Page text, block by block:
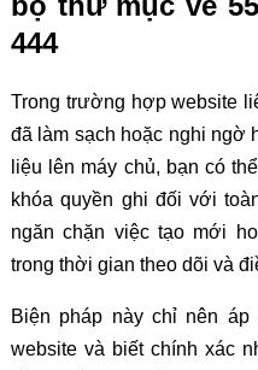
444
Trong trường hợp website
đã làm sạch hoặc nghi ngờ
liệu lên máy chủ, bạn có
khóa quyền ghi đối với
ngăn chặn việc tạo mới
trong thời gian theo dõi và
Biện pháp này chỉ nên
website và biết chính xác